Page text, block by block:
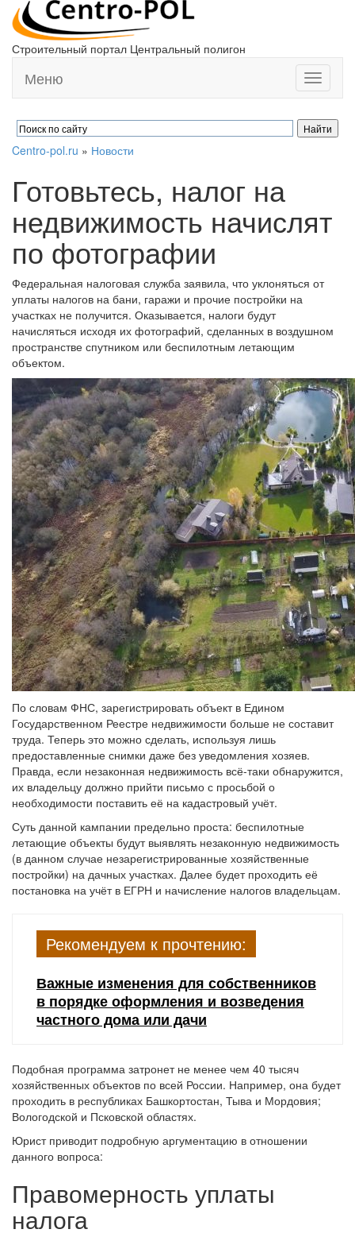
Строительный портал Центральный полигон
Toggle
Меню
Centro-pol.ru » Новости
Готовьтесь, налог на
недвижимость начислят
по фотографии
Федеральная налоговая служба заявила, что уклоняться от
уплаты налогов на бани, гаражи и прочие постройки на
участках не получится. Оказывается, налоги будут
начисляться исходя их фотографий, сделанных в воздушном
пространстве спутником или беспилотным летающим
объектом.
По словам ФНС, зарегистрировать объект в Едином
Государственном Реестре недвижимости больше не составит
труда. Теперь это можно сделать, используя лишь
предоставленные снимки даже без уведомления хозяев.
Правда, если незаконная недвижимость всё-таки обнаружится,
их владельцу должно прийти письмо с просьбой о
необходимости поставить её на кадастровый учёт.
Суть данной кампании предельно проста: беспилотные
летающие объекты будут выявлять незаконную недвижимость
(в данном случае незарегистрированные хозяйственные
постройки) на дачных участках. Далее будет проходить её
постановка на учёт в ЕГРН и начисление налогов владельцам.
Рекомендуем к прочтению:
Важные изменения для собственников
в порядке оформления и возведения
частного дома или дачи
Подобная программа затронет не менее чем 40 тысяч
хозяйственных объектов по всей России. Например, она будет
проходить в республиках Башкортостан, Тыва и Мордовия;
Вологодской и Псковской областях.
Юрист приводит подробную аргументацию в отношении
данного вопроса:
Правомерность уплаты
налога